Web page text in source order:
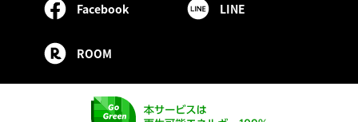
Facebook LINE
ROOM